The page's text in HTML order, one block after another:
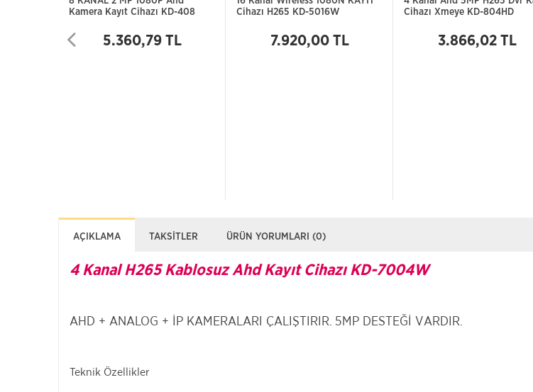
Kamera Kayıt Cihazı KD-408
5.360,79 TL
Cihazı H265 KD-5016W
7.920,00 TL
Cihazı Xmeye KD-804HD
3.866,02 TL
AÇIKLAMA TAKSITLER ÜRÜN YORUMLARI (0)
4 Kanal H265 Kablosuz Ahd Kayıt Cihazı KD-7004W
AHD + ANALOG + İP KAMERALARI ÇALIŞTIRIR. 5MP DESTEĞİ VARDIR.
Teknik Özellikler